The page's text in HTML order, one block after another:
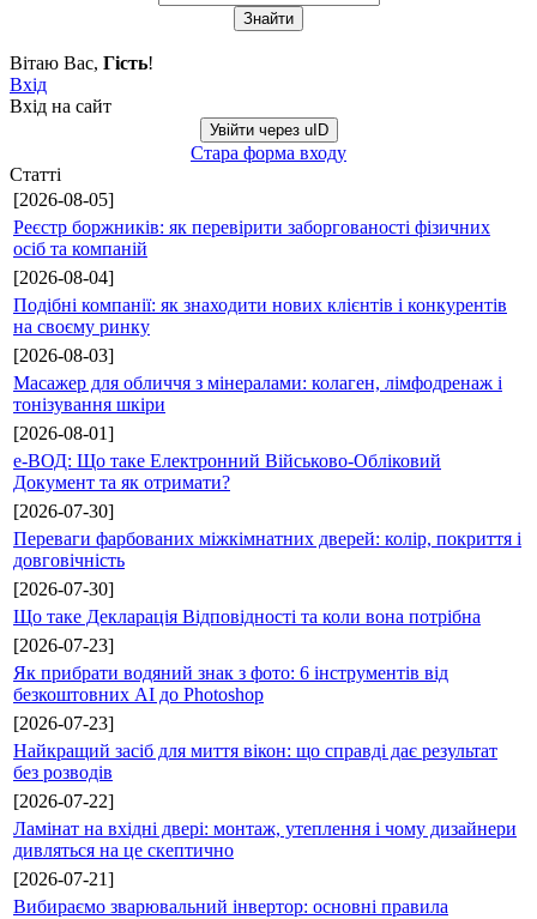
Вітаю Вас, Гість!
Вхід
Вхід на сайт
Увійти через uID
Стара форма входу
Статті
[2026-08-05]
Реєстр боржників: як перевірити заборгованості фізичних
осіб та компаній
[2026-08-04]
Подібні компанії: як знаходити нових клієнтів і конкурентів
на своєму ринку
[2026-08-03]
Масажер для обличчя з мінералами: колаген, лімфодренаж і
тонізування шкіри
[2026-08-01]
е-ВОД: Що таке Електронний Військово-Обліковий
Документ та як отримати?
[2026-07-30]
Переваги фарбованих міжкімнатних дверей: колір, покриття і
довговічність
[2026-07-30]
Що таке Декларація Відповідності та коли вона потрібна
[2026-07-23]
Як прибрати водяний знак з фото: 6 інструментів від
безкоштовних AI до Photoshop
[2026-07-23]
Найкращий засіб для миття вікон: що справді дає результат
без розводів
[2026-07-22]
Ламінат на вхідні двері: монтаж, утеплення і чому дизайнери
дивляться на це скептично
[2026-07-21]
Вибираємо зварювальний інвертор: основні правила